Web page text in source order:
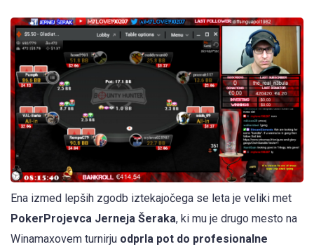
Ena izmed lepših zgodb iztekajočega se leta je veliki met
PokerProjevca Jerneja Šeraka, ki mu je drugo mesto na
Winamaxovem turnirju odprla pot do profesionalne